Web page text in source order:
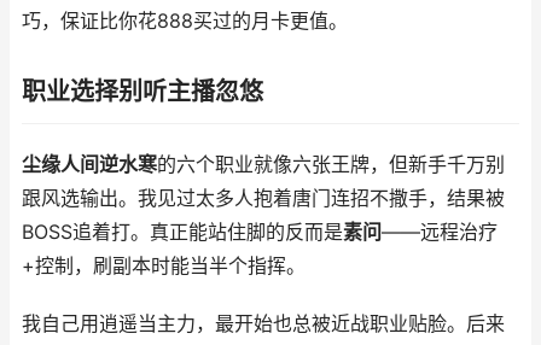
巧，保证比你花888买过的月卡更值。
职业选择别听主播忽悠
尘缘人间逆水寒的六个职业就像六张王牌，但新手千万别
跟风选输出。我见过太多人抱着唐门连招不撒手，结果被
BOSS追着打。真正能站住脚的反而是素问——远程治疗
+控制，刷副本时能当半个指挥。
我自己用逍遥当主力，最开始也总被近战职业贴脸。后来